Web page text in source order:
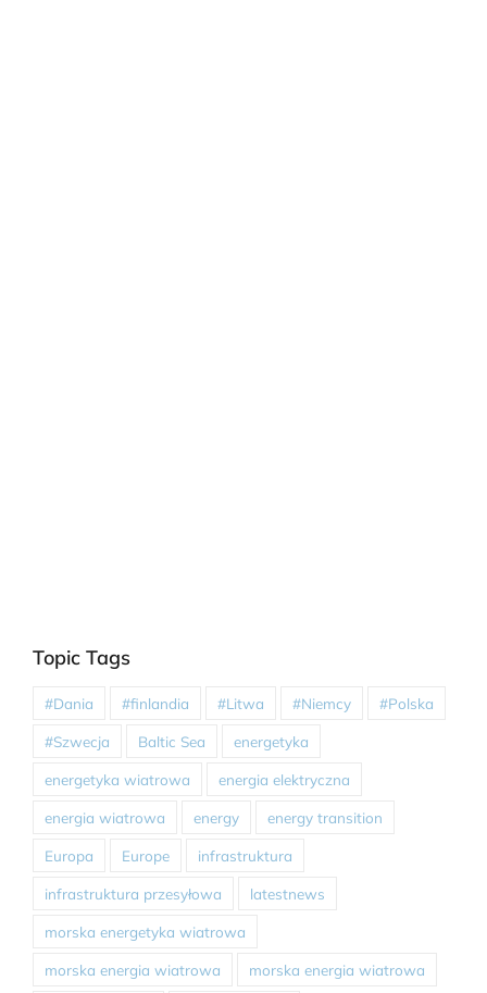
Topic Tags
#Dania #finlandia #Litwa #Niemcy #Polska
#Szwecja Baltic Sea energetyka
energetyka wiatrowa energia elektryczna
energia wiatrowa energy energy transition
Europa Europe infrastruktura
infrastruktura przesyłowa latestnews
morska energetyka wiatrowa
morska energia wiatrowa morska energia wiatrowa